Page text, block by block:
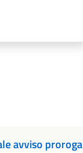
avviso proroga